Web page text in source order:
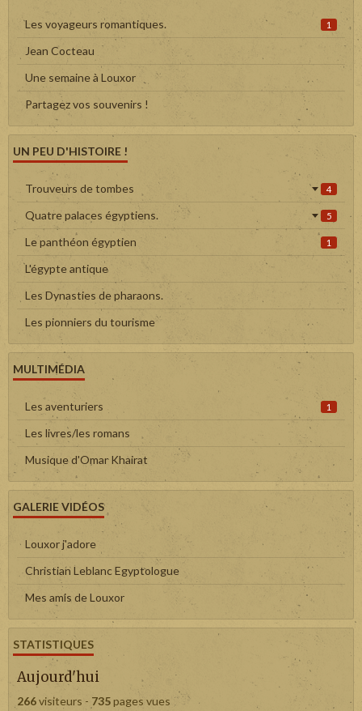
Les voyageurs romantiques. 1
Jean Cocteau
Une semaine à Louxor
Partagez vos souvenirs !
UN PEU D'HISTOIRE !
Trouveurs de tombes 4
Quatre palaces égyptiens. 5
Le panthéon égyptien 1
L'égypte antique
Les Dynasties de pharaons.
Les pionniers du tourisme
MULTIMÉDIA
Les aventuriers 1
Les livres/les romans
Musique d'Omar Khairat
GALERIE VIDÉOS
Louxor j'adore
Christian Leblanc Egyptologue
Mes amis de Louxor
STATISTIQUES
Aujourd'hui
266visiteurs - 735pages vues